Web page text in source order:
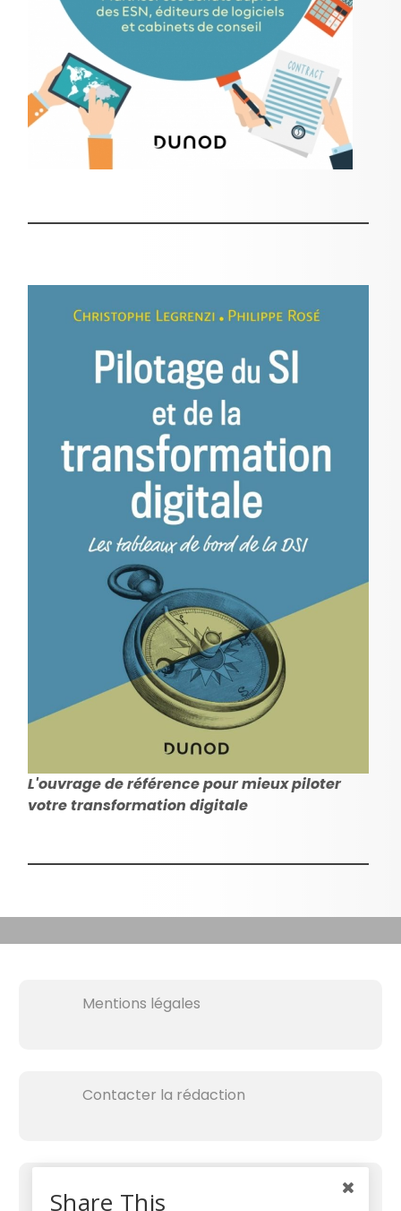
L'ouvrage de référence pour mieux piloter
votre transformation digitale
Mentions légales
Contacter la rédaction
Share This